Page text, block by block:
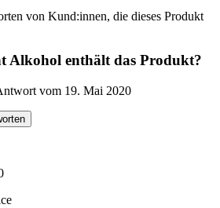
von Kund:innen, die dieses Produkt
Alkohol enthält das Produkt?
vom 19. Mai 2020